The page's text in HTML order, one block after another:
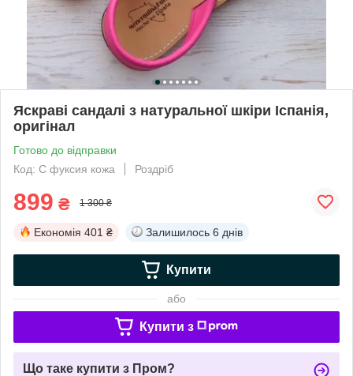
Яскраві сандалі з натуральної шкіри Іспанія,
оригінал
Готово до відправки
Код: C фуксия кожа
Роздріб
899 ₴ 1 300 ₴
Економія 401 ₴ Залишилось 6 днів
Купити
або
Купити з
Що таке купити з Пром?